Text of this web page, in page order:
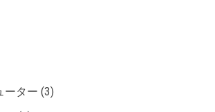
ーター (3)